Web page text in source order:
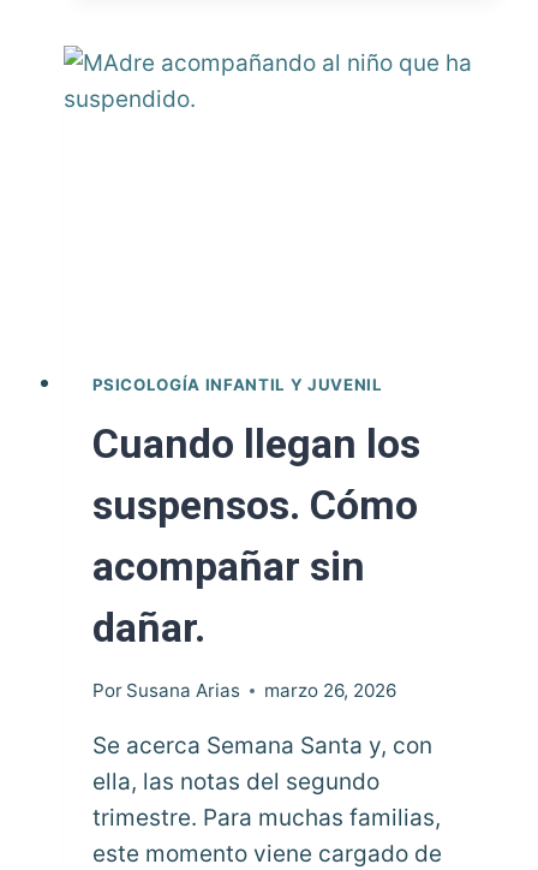
relajación
contra
PSICOLOGÍA INFANTIL Y JUVENIL
Cuando llegan los
suspensos. Cómo
acompañar sin
dañar.
Por Susana Arias marzo 26, 2026
Se acerca Semana Santa y, con
ella, las notas del segundo
trimestre. Para muchas familias,
este momento viene cargado de